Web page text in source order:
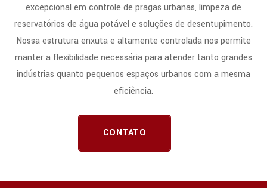
excepcional em controle de pragas urbanas, limpeza de
reservatórios de água potável e soluções de desentupimento.
Nossa estrutura enxuta e altamente controlada nos permite
manter a flexibilidade necessária para atender tanto grandes
indústrias quanto pequenos espaços urbanos com a mesma
eficiência.
CONTATO